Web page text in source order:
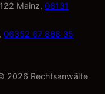
Mainz, 06131
06352 67 888 35
2026 Rechtsanwälte